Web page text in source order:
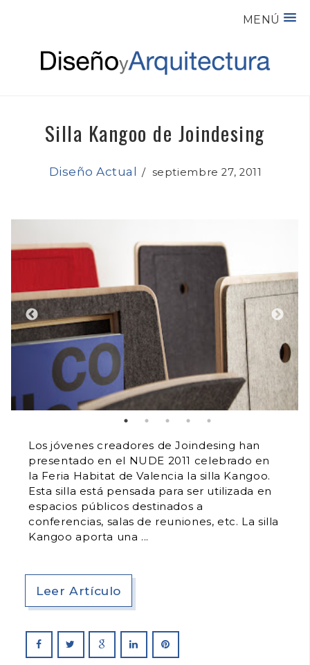
MENÚ
Silla Kangoo de Joindesing
Diseño Actual /septiembre 27, 2011
Los jóvenes creadores de Joindesing han
presentado en el NUDE 2011 celebrado en
la Feria Habitat de Valencia la silla Kangoo.
Esta silla está pensada para ser utilizada en
espacios públicos destinados a
conferencias, salas de reuniones, etc. La silla
Kangoo aporta una
Leer Artículo